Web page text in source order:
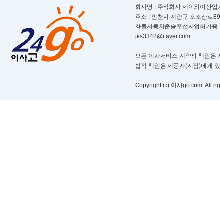
회사명 : 주식회사 제이와이산
주소 : 인천시 계양구 오조산로
화물자동차운송주선사업허가
jes3342@naver.com
모든 이사서비스 계약의 책임은
법적 책임은 제공자(지점)에게
Copyright (c) 이사go.com. All